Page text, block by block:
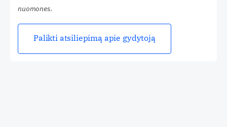
nuomones.
Palikti atsiliepimą apie gydytoją